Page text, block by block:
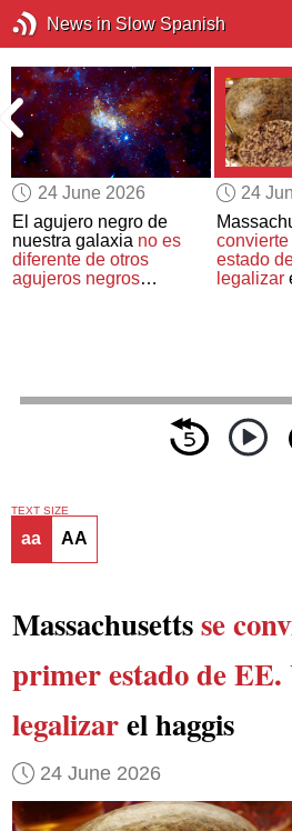
News in Slow Spanish
24 June 2026
El agujero negro de
nuestra galaxia no es
diferente de otros
agujeros negros
24
estado
legalizar
TEXT SIZE
aa AA
Massachusettsse
primer estado de EE.
legalizarel haggis
24 June 2026